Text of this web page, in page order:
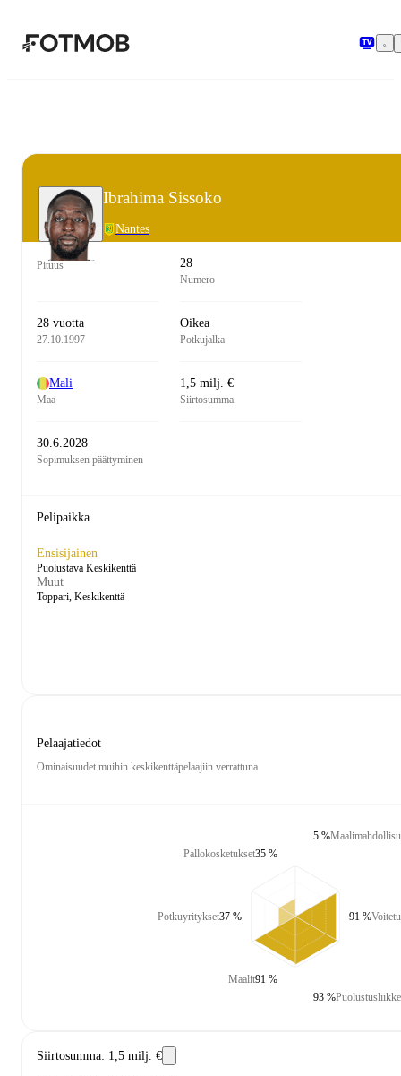
Ibrahima Sissoko
Nantes
Pituus 28
Numero
28 vuotta
27.10.1997
Oikea
Potkujalka
Mali
Maa
1,5 milj. €
Siirtosumma
30.6.2028
Sopimuksen päättyminen
Pelipaikka
Ensisijainen
Puolustava Keskikenttä
Muut
Toppari, Keskikenttä
Pelaajatiedot
Ominaisuudet muihin keskikenttäpelaajiin verrattuna
Pallokosketukset35 %
Potkuyritykset37 %
Maalit91 %
5 %
91 %
93 %
Siirtosumma: 1,5 milj. €